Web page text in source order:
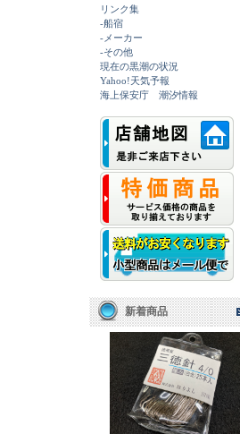
リンク集
-船宿
-メーカー
-その他
現在の黒潮の状況
Yahoo!天気予報
海上保安庁 潮汐情報
新着商品